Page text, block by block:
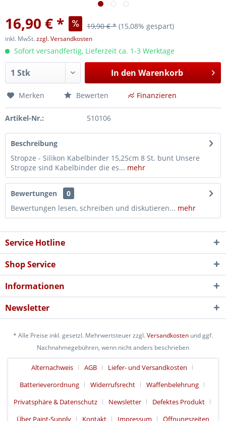
16,90 € * 19,90 € * (15,08% gespart)
inkl. MwSt.zzgl. Versandkosten
Sofort versandfertig, Lieferzeit ca. 1-3 Werktage
In den Warenkorb
Merken Bewerten Finanzieren
Artikel-Nr.: 510106
Beschreibung
Stropze - Silikon Kabelbinder 15,25cm 8 St. bunt Unsere
Stropze sind Kabelbinder die es... mehr
Bewertungen
0
Bewertungen lesen, schreiben und diskutieren... mehr
Service Hotline
Shop Service
Informationen
Newsletter
* Alle Preise inkl. gesetzl. Mehrwertsteuer zzgl.Versandkosten und ggf.
Nachnahmegebühren, wenn nicht anders beschrieben
Alternachweis AGB
Liefer- und Versandkosten
Batterieverordnung
Widerrufsrecht
Waffenbelehrung
Privatsphäre & Datenschutz
Newsletter
Defektes Produkt
Über Paint-Supply
Kontakt Impressum Öffnungszeiten